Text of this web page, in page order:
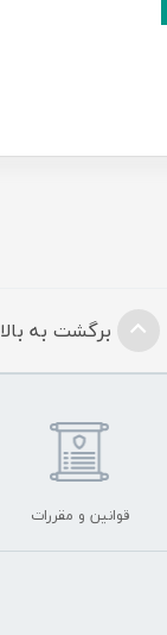
برگشت به بالا
قوانین و مقررات